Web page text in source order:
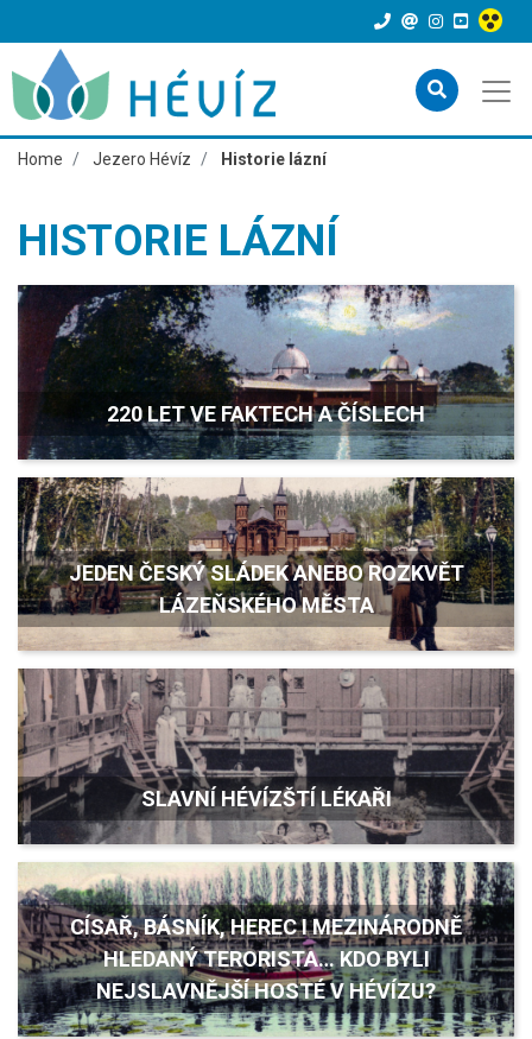
Home Jezero Hévíz Historie lázní
HISTORIE LÁZNÍ
220 LET VE FAKTECH A ČÍSLECH
JEDEN ČESKÝ SLÁDEK ANEBO ROZKVĚT
LÁZEŇSKÉHO MĚSTA
SLAVNÍ HÉVÍZŠTÍ LÉKAŘI
CÍSAŘ, BÁSNÍK, HEREC I MEZINÁRODNĚ
HLEDANÝ TERORISTA… KDO BYLI
NEJSLAVNĚJŠÍ HOSTÉ V HÉVÍZU?